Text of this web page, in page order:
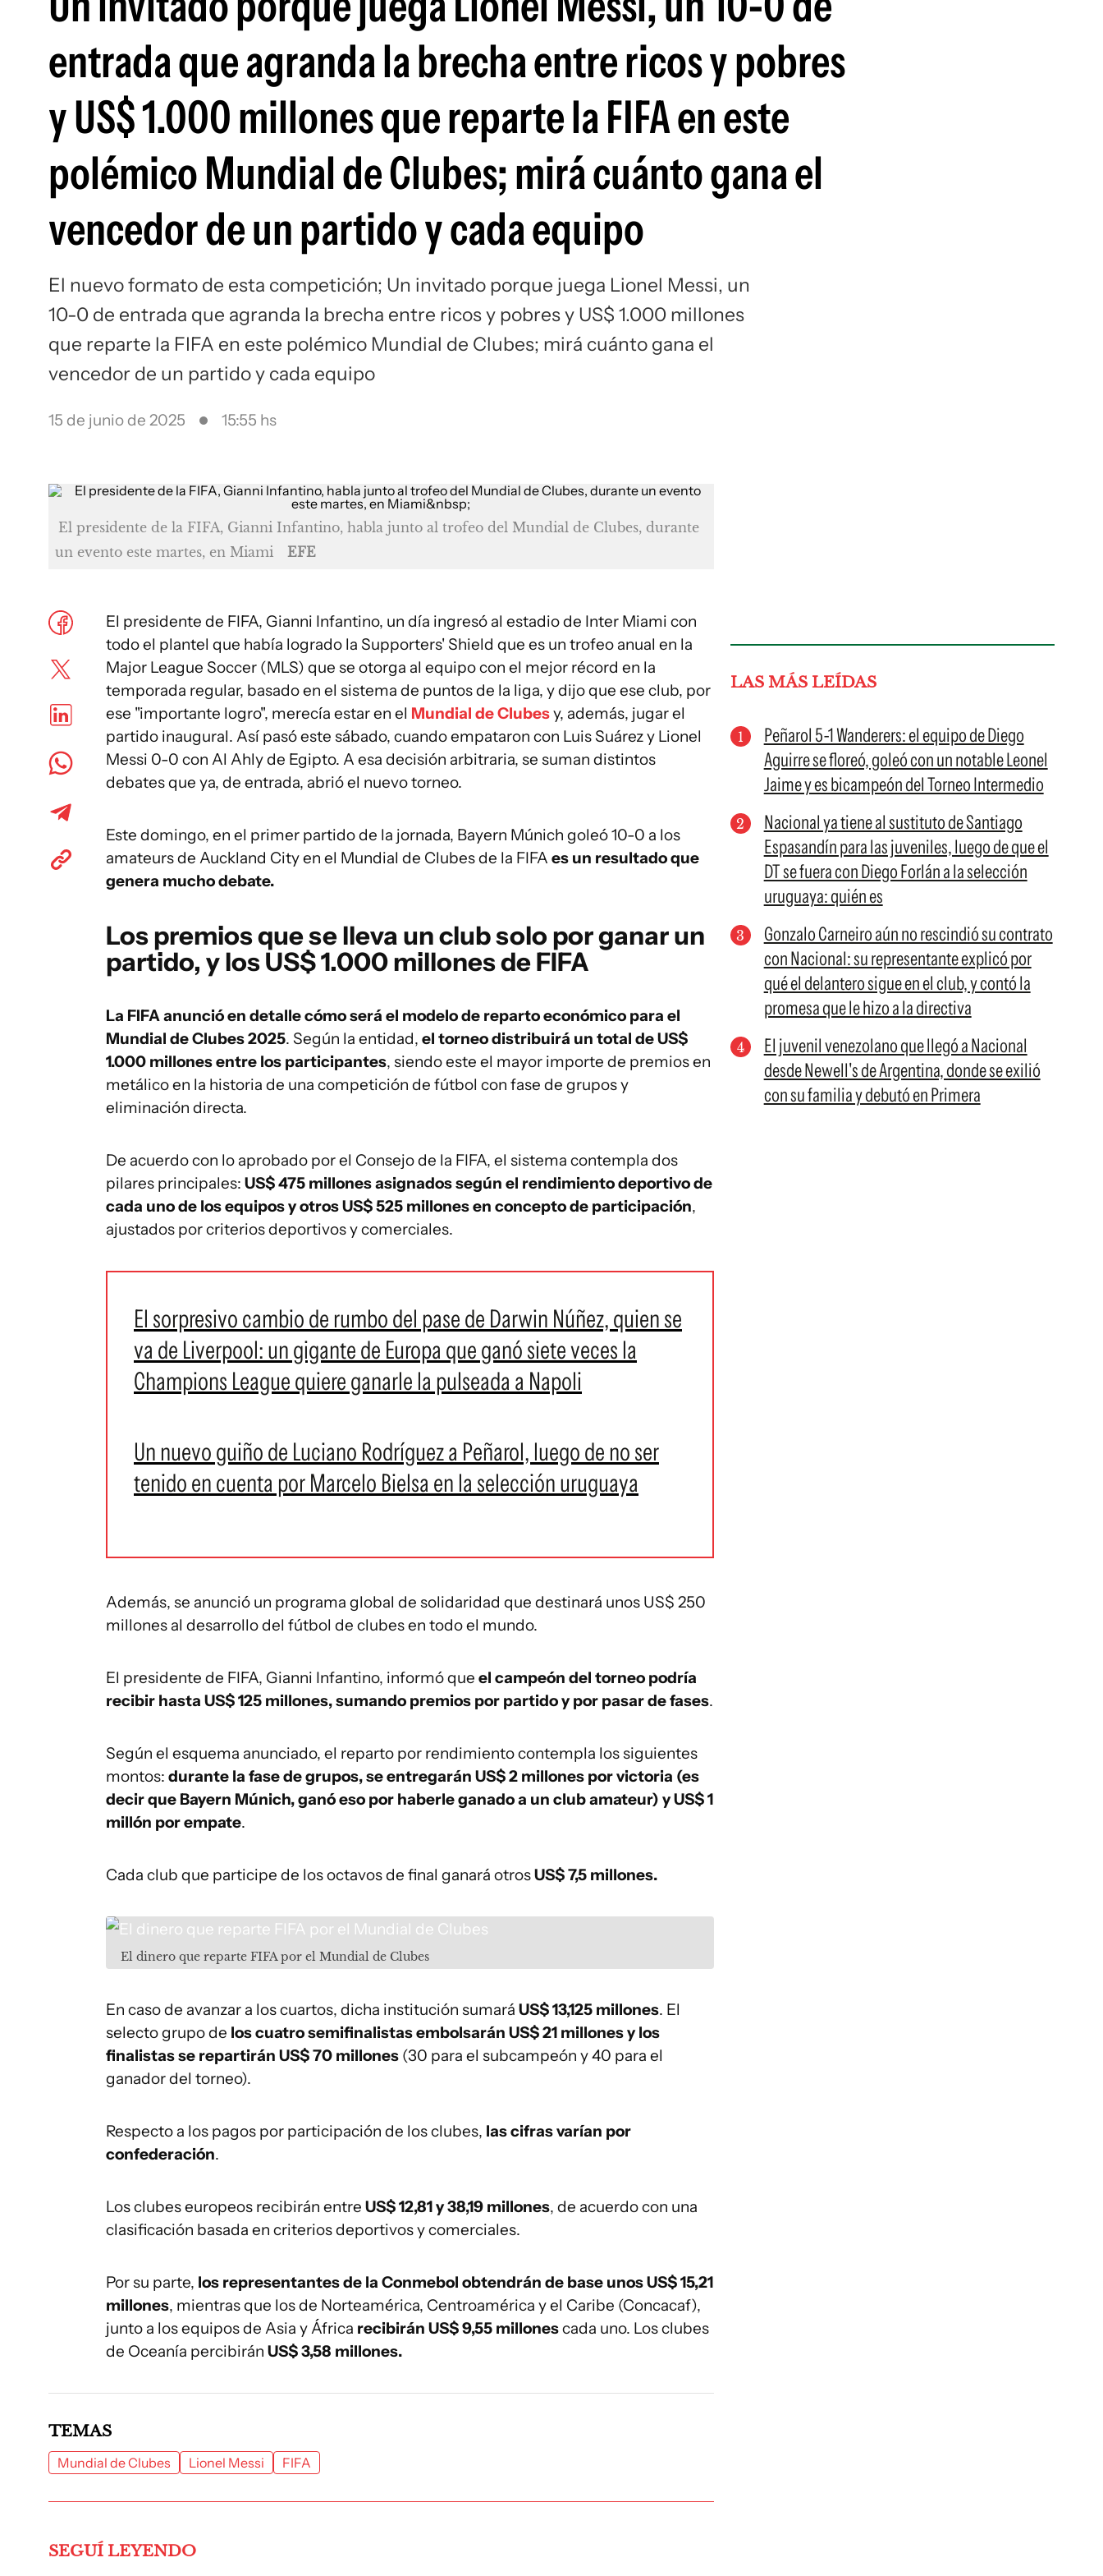
Siguenos en:
entrada que agranda la brecha entre ricos y pobres
y US$ 1.000 millones que reparte la FIFA en este
polémico Mundial de Clubes; mirá cuánto gana el
vencedor de un partido y cada equipo
El nuevo formato de esta competición; Un invitado porque juega Lionel Messi, un
10-0 de entrada que agranda la brecha entre ricos y pobres y US$ 1.000 millones
que reparte la FIFA en este polémico Mundial de Clubes; mirá cuánto gana el
vencedor de un partido y cada equipo
15 de junio de 2025 15:55 hs
El presidente de la FIFA, Gianni Infantino, habla junto al trofeo del Mundial de Clubes, durante
un evento este martes, en Miami
EFE
El presidente de FIFA, Gianni Infantino, un día ingresó al estadio de Inter Miami con
todo el plantel que había logrado la Supporters' Shield que es un trofeo anual en la
Major League Soccer (MLS) que se otorga al equipo con el mejor récord en la
temporada regular, basado en el sistema de puntos de la liga, y dijo que ese club, por
ese "importante logro", merecía estar en el Mundial de Clubesy, además, jugar el
partido inaugural. Así pasó este sábado, cuando empataron con Luis Suárez y Lionel
Messi 0-0 con Al Ahly de Egipto. A esa decisión arbitraria, se suman distintos
debates que ya, de entrada, abrió el nuevo torneo.
Este domingo, en el primer partido de la jornada, Bayern Múnich goleó 10-0 a los
amateurs de Auckland City en el Mundial de Clubes de la FIFA es un resultado que
genera mucho debate.
Los premios que se lleva un club solo por ganar un
partido, y los US$ 1.000 millones de FIFA
La FIFA anunció en detalle cómo será el modelo de reparto económico para el
Mundial de Clubes 2025. Según la entidad, el torneo distribuirá un total de US$
1.000 millones entre los participantes, siendo este el mayor importe de premios en
metálico en la historia de una competición de fútbol con fase de grupos y
eliminación directa.
De acuerdo con lo aprobado por el Consejo de la FIFA, el sistema contempla dos
pilares principales: US$ 475 millones asignados según el rendimiento deportivo de
cada uno de los equipos y otros US$ 525 millones en concepto de participación,
ajustados por criterios deportivos y comerciales.
El sorpresivo cambio de rumbo del pase de Darwin Núñez, quien se
va de Liverpool: un gigante de Europa que ganó siete veces la
Champions League quiere ganarle la pulseada a Napoli
Un nuevo guiño de Luciano Rodríguez a Peñarol, luego de no ser
tenido en cuenta por Marcelo Bielsa en la selección uruguaya
Además, se anunció un programa global de solidaridad que destinará unos US$ 250
millones al desarrollo del fútbol de clubes en todo el mundo.
El presidente de FIFA, Gianni Infantino, informó que el campeón del torneo podría
recibir hasta US$ 125 millones, sumando premios por partido y por pasar de fases.
Según el esquema anunciado, el reparto por rendimiento contempla los siguientes
montos: durante la fase de grupos, se entregarán US$ 2 millones por victoria (es
decir que Bayern Múnich, ganó eso por haberle ganado a un club amateur) y US$ 1
millón por empate.
Cada club que participe de los octavos de final ganará otrosUS$ 7,5 millones.
El dinero que reparte FIFA por el Mundial de Clubes
En caso de avanzar a los cuartos, dicha institución sumará US$ 13,125 millones. El
selecto grupo de los cuatro semifinalistas embolsarán US$ 21 millones y los
finalistas se repartirán US$ 70 millones (30 para el subcampeón y 40 para el
ganador del torneo).
Respecto a los pagos por participación de los clubes, las cifras varían por
confederación.
Los clubes europeos recibirán entre US$ 12,81 y 38,19 millones, de acuerdo con una
clasificación basada en criterios deportivos y comerciales.
Por su parte, los representantes de la Conmebol obtendrán de base unos US$ 15,21
millones, mientras que los de Norteamérica, Centroamérica y el Caribe (Concacaf),
junto a los equipos de Asia y África recibirán US$ 9,55 millonescada uno. Los clubes
de Oceanía percibirán US$ 3,58 millones.
LAS MÁS LEÍDAS
Peñarol 5-1 Wanderers: el equipo de Diego
Aguirre se floreó, goleó con un notable Leonel
Jaime y es bicampeón del Torneo Intermedio
Nacional ya tiene al sustituto de Santiago
Espasandín para las juveniles, luego de que el
DT se fuera con Diego Forlán a la selección
uruguaya: quién es
Gonzalo Carneiro aún no rescindió su contrato
con Nacional: su representante explicó por
qué el delantero sigue en el club, y contó la
promesa que le hizo a la directiva
El juvenil venezolano que llegó a Nacional
desde Newell's de Argentina, donde se exilió
con su familia y debutó en Primera
TEMAS
Mundial de Clubes Lionel Messi FIFA
SEGUÍ LEYENDO